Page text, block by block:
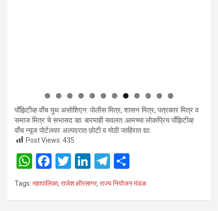
0 1
2
पाँझिटीव्ह वाँच युथ असाेशिएन: पाेलीस मित्र, शासन मित्र, पत्रकार मित्र व
समाज मित्र चे सभासद व्हा. बारमाही सवलत..आमच्या लाेकप्रिय पाँझिटीव्ह
वाँच न्यूज पाेर्टलवर अल्पदरात छाेटी व माेठी जाहिरात द्या.
Post Views: 435
W
h
at
F
a
ce
T
wi
Li
n
ke
T
el h
Tags: महापालिका, राजेश क्षीरसागर, राज्य नियोजन मंडळ